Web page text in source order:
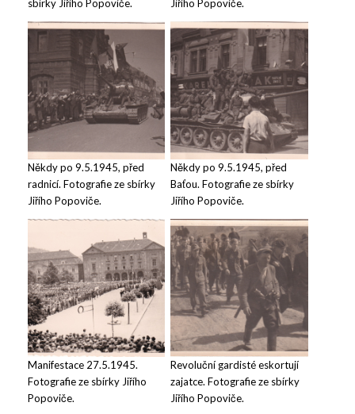
sbírky Jiřího Popoviče. Jiřího Popoviče.
Někdy po 9.5.1945, před
radnicí. Fotografie ze sbírky
Jiřího Popoviče.
Někdy po 9.5.1945, před
Baťou. Fotografie ze sbírky
Jiřího Popoviče.
Manifestace 27.5.1945.
Fotografie ze sbírky Jiřího
Popoviče.
Revoluční gardisté eskortují
zajatce. Fotografie ze sbírky
Jiřího Popoviče.